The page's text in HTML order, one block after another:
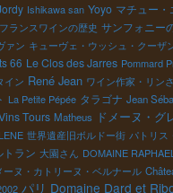
Ishikawa san Yoyo マチュー・
フランスワインの歴史 サンフォニー
ァン キューヴェ・ウッシュ・クーザ
66 Le Clos des Jarres Pommard
イン René Jean ワイン作家・リン
La Petite Pépée タラゴナ Jean
Tours Matheus ドメーヌ・グ
世界遺産旧ボルドー街 パトリス
トラン 大園さん DOMAINE
ーヌ・カトリーヌ・ベルナール
パリ Domaine Dard et